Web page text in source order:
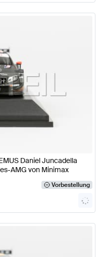
Daniel Juncadella
AMG von Minimax
Vorbestellung